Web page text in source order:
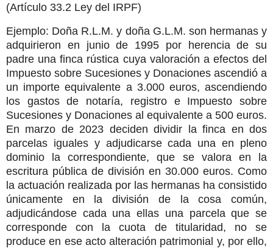
(Artículo 33.2 Ley del IRPF)
Ejemplo: Doña R.L.M. y doña G.L.M. son hermanas y
adquirieron en junio de 1995 por herencia de su
padre una finca rústica cuya valoración a efectos del
Impuesto sobre Sucesiones y Donaciones ascendió a
un importe equivalente a 3.000 euros, ascendiendo
los gastos de notaría, registro e Impuesto sobre
Sucesiones y Donaciones al equivalente a 500 euros.
En marzo de 2023 deciden dividir la finca en dos
parcelas iguales y adjudicarse cada una en pleno
dominio la correspondiente, que se valora en la
escritura pública de división en 30.000 euros. Como
la actuación realizada por las hermanas ha consistido
únicamente en la división de la cosa común,
adjudicándose cada una ellas una parcela que se
corresponde con la cuota de titularidad, no se
produce en ese acto alteración patrimonial y, por ello,